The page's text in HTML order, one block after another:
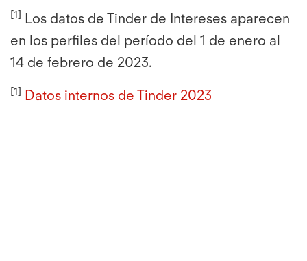
[1] Los datos de Tinder de Intereses aparecen
en los perfiles del período del 1 de enero al
14 de febrero de 2023.
[1] Datos internos de Tinder 2023